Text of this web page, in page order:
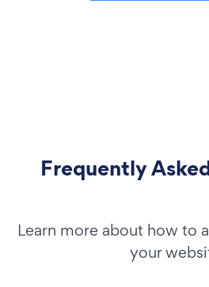
Frequently
Learn more about how to
your